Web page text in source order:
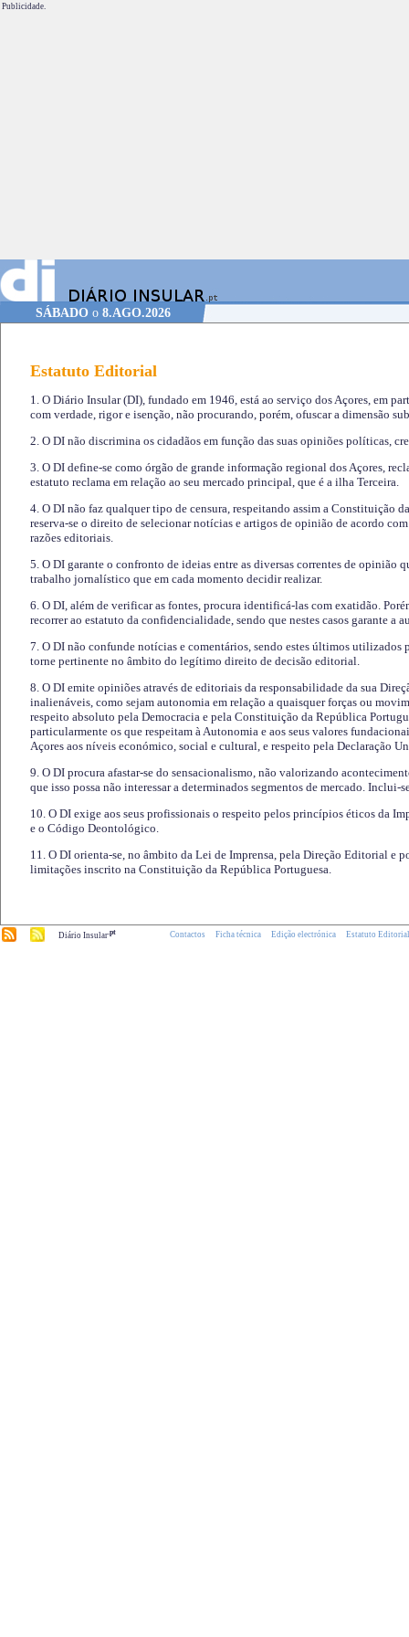
Publicidade.
SÁBADOo 8.AGO.2026
Estatuto Editorial
1. O Diário Insular (DI), fundado em 1946, está ao serviço dos Açores, em
com verdade, rigor e isenção, não procurando, porém, ofuscar a dimensão
2. O DI não discrimina os cidadãos em função das suas opiniões políticas,
3. O DI define-se como órgão de grande informação regional dos Açores,
estatuto reclama em relação ao seu mercado principal, que é a ilha Terceira.
4. O DI não faz qualquer tipo de censura, respeitando assim a Constituição
reserva-se o direito de selecionar notícias e artigos de opinião de acordo
razões editoriais.
5. O DI garante o confronto de ideias entre as diversas correntes de opinião
trabalho jornalístico que em cada momento decidir realizar.
6. O DI, além de verificar as fontes, procura identificá-las com exatidão.
recorrer ao estatuto da confidencialidade, sendo que nestes casos garante a
7. O DI não confunde notícias e comentários, sendo estes últimos utilizados
torne pertinente no âmbito do legítimo direito de decisão editorial.
8. O DI emite opiniões através de editoriais da responsabilidade da sua
inalienáveis, como sejam autonomia em relação a quaisquer forças ou
respeito absoluto pela Democracia e pela Constituição da República
particularmente os que respeitam à Autonomia e aos seus valores
Açores aos níveis económico, social e cultural, e respeito pela Declaração
9. O DI procura afastar-se do sensacionalismo, não valorizando
que isso possa não interessar a determinados segmentos de mercado.
10. O DI exige aos seus profissionais o respeito pelos princípios éticos da
e o Código Deontológico.
11. O DI orienta-se, no âmbito da Lei de Imprensa, pela Direção Editorial e
limitações inscrito na Constituição da República Portuguesa.
Diário Insular.pt Contactos Ficha técnica Edição electrónica Estatuto Editorial